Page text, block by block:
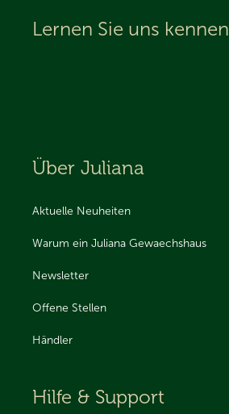
Lernen Sie uns kennen
Über Juliana
Aktuelle Neuheiten
Warum ein Juliana Gewaechshaus
Newsletter
Offene Stellen
Händler
Hilfe & Support